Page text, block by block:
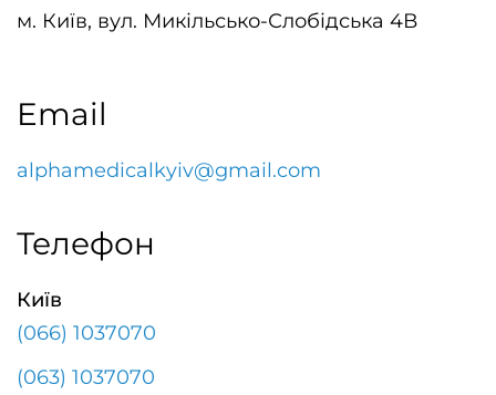
м. Київ, вул. Микільсько-Слобідська 4В
Email
alphamedicalkyiv@gmail.com
Телефон
Київ
(066) 1037070
(063) 1037070